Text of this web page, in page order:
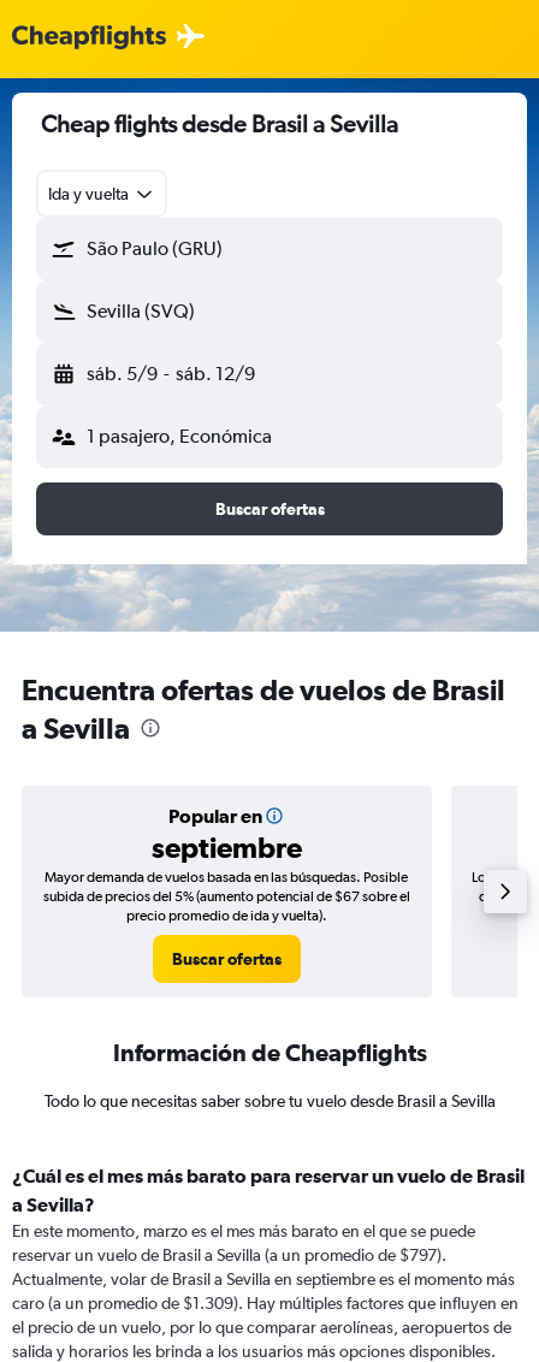
Cheap flights desde Brasil a Sevilla
Ida y vuelta
São Paulo (GRU)
Sevilla (SVQ)
sáb. 5/9 - sáb. 12/9
1 pasajero, Económica
Buscar ofertas
Encuentra ofertas de vuelos de Brasil
a Sevilla
Popular en
septiembre
Mayor demanda de vuelos basada en las búsquedas. Posible
subida de precios del 5% (aumento potencial de $67 sobre el
precio promedio de ida y vuelta).
Buscar ofertas
Los
de
Información de Cheapflights
Todo lo que necesitas saber sobre tu vuelo desde Brasil a Sevilla
¿Cuál es el mes más barato para reservar un vuelo de Brasil
a Sevilla?
En este momento, marzo es el mes más barato en el que se puede
reservar un vuelo de Brasil a Sevilla (a un promedio de $797).
Actualmente, volar de Brasil a Sevilla en septiembre es el momento más
caro (a un promedio de $1.309). Hay múltiples factores que influyen en
el precio de un vuelo, por lo que comparar aerolíneas, aeropuertos de
salida y horarios les brinda a los usuarios más opciones disponibles.